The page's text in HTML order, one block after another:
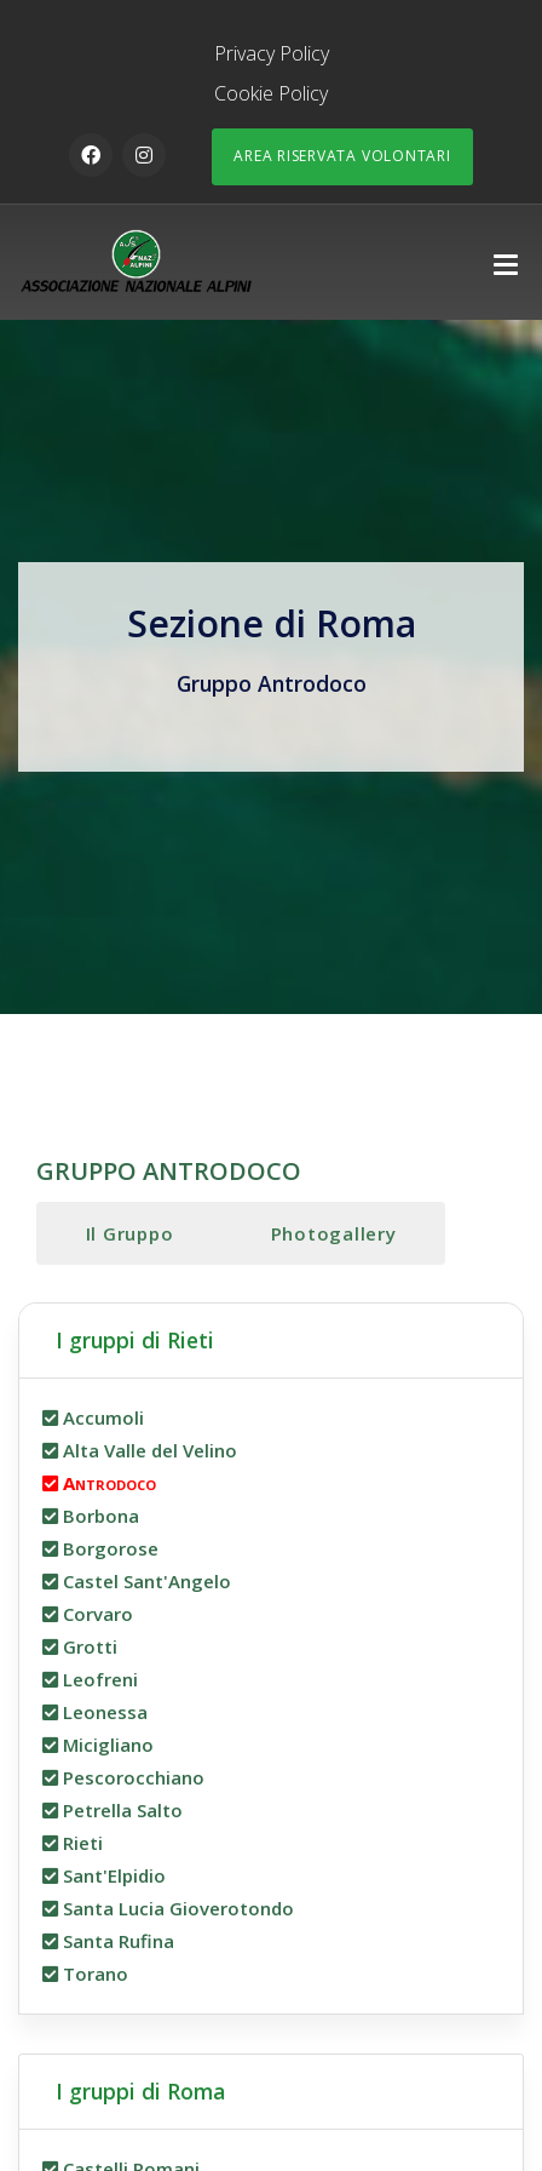
Privacy Policy
Cookie Policy
AREA RISERVATA VOLONTARI
Sezione di Roma
Gruppo Antrodoco
GRUPPO ANTRODOCO
Il Gruppo Photogallery
I gruppi di Rieti
Accumoli
Alta Valle del Velino
Antrodoco
Borbona
Borgorose
Castel Sant'Angelo
Corvaro
Grotti
Leofreni
Leonessa
Micigliano
Pescorocchiano
Petrella Salto
Rieti
Sant'Elpidio
Santa Lucia Gioverotondo
Santa Rufina
Torano
I gruppi di Roma